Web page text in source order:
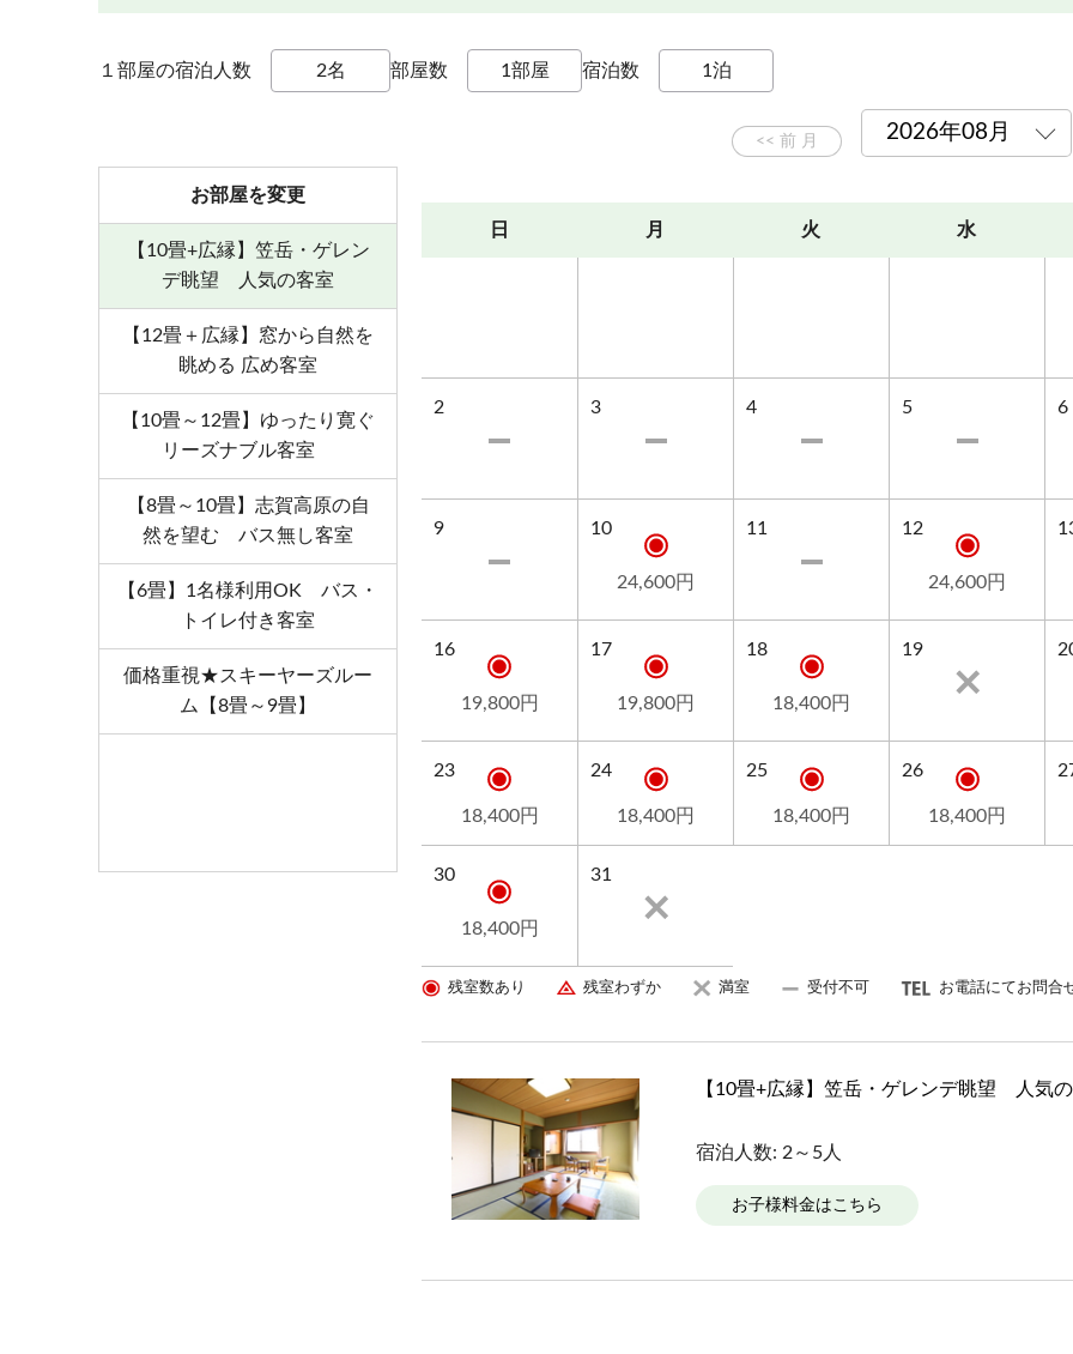
※露天風呂は、11月中旬～翌4月中旬まで営業しておりません。
時間により利用人数制限にて営業しております。
■嬉しいサービス
無料スキーロッカー・無料駐車場・レンタルスキールーム完備
さらに・・チェックアウト後のご入浴は16時まで無料です。
スキー後の身体を温泉で癒してお帰り下さいませ。
■周辺観光
・横手山スカイレーターで雲の上の世界へ。（車で10分）
2307ｍの世界を体験「2307満天ビューテラス」
人気スポット！温泉に入る珍しいお猿さんです。
・善光寺（車90分）
・5月 笠岳水芭蕉公園が見ごろに（徒歩10分）
・6月中旬から8月末までゲンジボタルが鑑賞できます。
・大沼池 エメラルドグリーンの水をたたえる美しい池
（ハイキングコース徒歩2時間）
・熊の湯スキー場まで・・・徒歩2分
・横手山スキー場まで・・・徒歩8分
１部屋の宿泊人数 部屋数 宿泊数
お部屋を変更
【10畳+広縁】笠岳・ゲレン
デ眺望 人気の客室
【12畳＋広縁】窓から自然を
眺める 広め客室
【10畳～12畳】ゆったり寛ぐ
リーズナブル客室
【8畳～10畳】志賀高原の自
然を望む バス無し客室
【6畳】1名様利用OK バス・
トイレ付き客室
価格重視★スキーヤーズルー
ム【8畳～9畳】
日 月 火 水
2 3 4 5 6
9 10
24,600円
11 12
24,600円
16
19,800円
17
19,800円
18
18,400円
19
23
18,400円
24
18,400円
25
18,400円
26
18,400円
30
18,400円
31
残室数あり 残室わずか 満室 受付不可 お電話にてお問合
【10畳+広縁】笠岳・ゲレンデ眺望 人気
宿泊人数: 2～5人
お子様料金はこちら